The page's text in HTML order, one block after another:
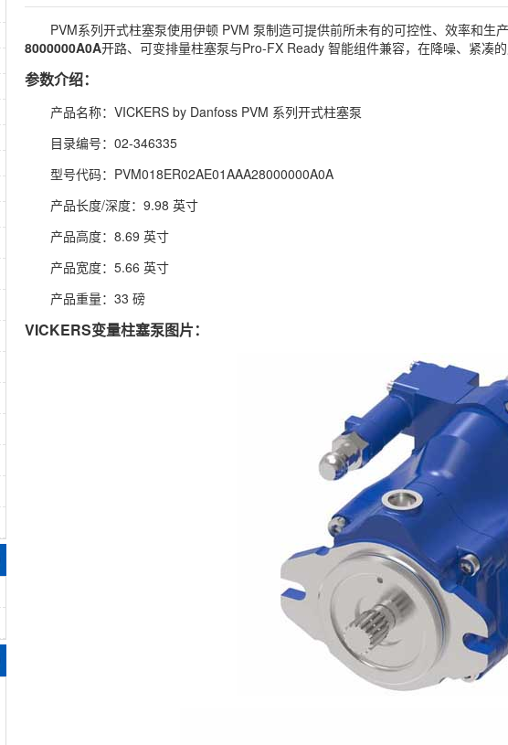
PVM系列开式柱塞泵使用伊顿 PVM 泵制造可提供前所未有的可控性、效率和生产
8000000A0A开路、可变排量柱塞泵与Pro-FX Ready 智能组件兼容，在降噪、紧凑
参数介绍：
产品名称：VICKERS by Danfoss PVM 系列开式柱塞泵
目录编号：02-346335
型号代码：PVM018ER02AE01AAA28000000A0A
产品长度/深度：9.98 英寸
产品高度：8.69 英寸
产品宽度：5.66 英寸
产品重量：33 磅
VICKERS变量柱塞泵图片：